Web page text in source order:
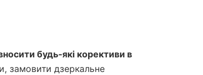
будь-які корективи в
замовити дзеркальне